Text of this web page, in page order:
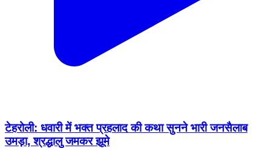
टेहरोली: धवारी में भक्त प्रहलाद की कथा सुनने भारी जनसैलाब
उमड़ा, श्रद्धालु जमकर झूमे